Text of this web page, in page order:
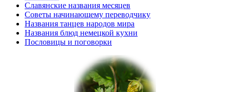
Славянские названия месяцев
Советы начинающему переводчику
Названия танцев народов мира
Названия блюд немецкой кухни
Пословицы и поговорки